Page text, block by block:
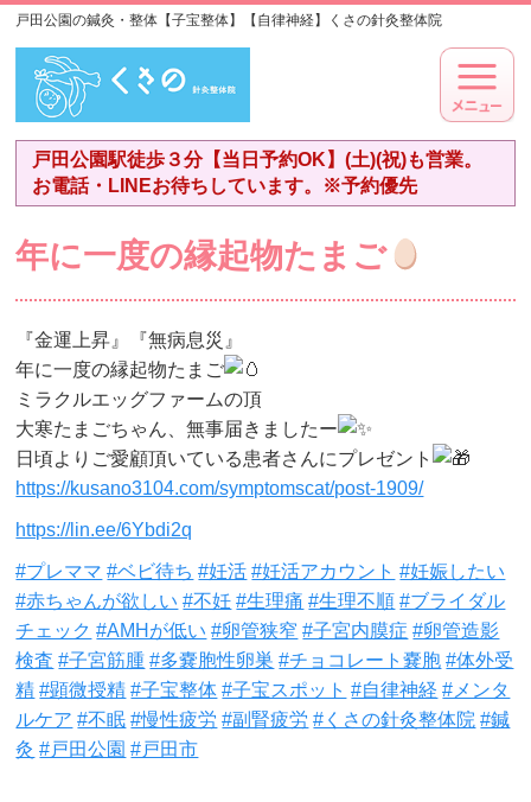
戸田公園の鍼灸・整体【子宝整体】【自律神経】くさの針灸整体院
戸田公園駅徒歩３分【当日予約OK】(土)(祝)も営業。
お電話・LINEお待ちしています。※予約優先
年に一度の縁起物たまご
『金運上昇』『無病息災』
年に一度の縁起物たまご
ミラクルエッグファームの頂
大寒たまごちゃん、無事届きましたー
日頃よりご愛顧頂いている患者さんにプレゼント
https://kusano3104.com/symptomscat/post-1909/
https://lin.ee/6Ybdi2q
#プレママ #ベビ待ち #妊活 #妊活アカウント #妊娠したい
#赤ちゃんが欲しい #不妊 #生理痛 #生理不順 #ブライダル
チェック #AMHが低い #卵管狭窄 #子宮内膜症 #卵管造影
検査 #子宮筋腫 #多嚢胞性卵巣 #チョコレート嚢胞 #体外受
精 #顕微授精 #子宝整体 #子宝スポット #自律神経 #メンタ
ルケア #不眠 #慢性疲労 #副腎疲労 #くさの針灸整体院 #鍼
灸 #戸田公園 #戸田市